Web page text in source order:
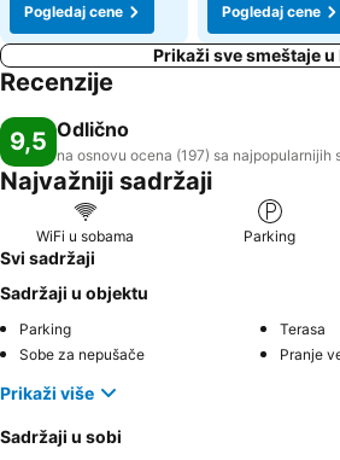
Pogledaj cene
Pogledaj cene
Prikaži sve smeštaje u
Recenzije
9,5 Odlično
na osnovu ocena (197) sa najpopularnijih
Najvažniji sadržaji
WiFi u sobama Parking
Svi sadržaji
Sadržaji u objektu
Parking
Terasa
Sobe za nepušače
Pranje
Prikaži više
Sadržaji u sobi